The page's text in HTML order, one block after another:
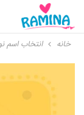
خانه انتخاب اسم